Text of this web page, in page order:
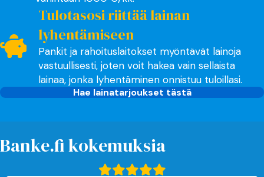
Tulotasosi riittää lainan
lyhentämiseen
Pankit ja rahoituslaitokset myöntävät lainoja
vastuullisesti, joten voit hakea vain sellaista
lainaa, jonka lyhentäminen onnistuu tuloillasi.
Hae lainatarjoukset tästä
Banke.fi kokemuksia